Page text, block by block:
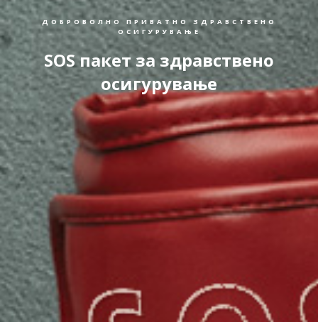
ДОБРОВОЛНО ПРИВАТНО ЗДРАВСТВЕНО
ОСИГУРУВАЊЕ
SOS пакет за здравствено
осигурување